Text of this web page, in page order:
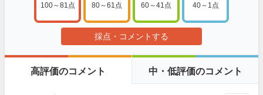
100～81点 80～61点 60～41点 40～1点
採点・コメントする
高評価のコメント 中・低評価のコメント